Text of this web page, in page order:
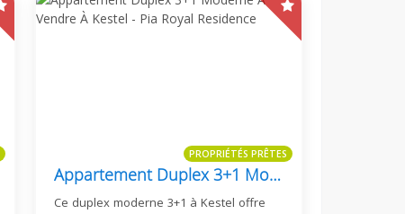
PROPRIÉTÉS PRÊTES
Appartement Duplex 3+1 Moderne À Vendre À Kestel - Pia Royal Residence
Ce duplex moderne 3+1 à Kestel offre